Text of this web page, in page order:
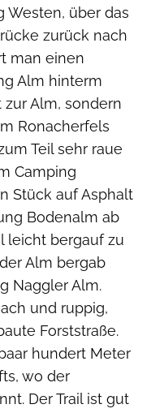
Westen, über das
zurück nach
man einen
Alm hinterm
Alm, sondern
Ronacherfels
Teil sehr raue
Camping
Stück auf Asphalt
Bodenalm ab
leicht bergauf zu
Alm bergab
Naggler Alm.
und ruppig,
Forststraße.
hundert Meter
wo der
Der Trail ist gut